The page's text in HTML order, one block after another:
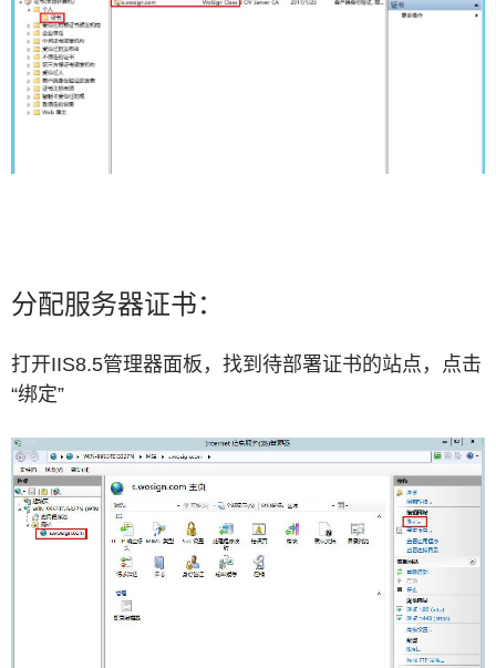
分配服务器证书：
打开IIS8.5管理器面板，找到待部署证书的站点，点击
“绑定”